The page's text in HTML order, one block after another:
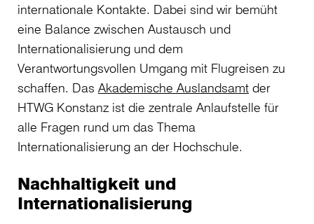
internationale Kontakte. Dabei sind wir bemüht
eine Balance zwischen Austausch und
Internationalisierung und dem
Verantwortungsvollen Umgang mit Flugreisen zu
schaffen. Das Akademische Auslandsamt der
HTWG Konstanz ist die zentrale Anlaufstelle für
alle Fragen rund um das Thema
Internationalisierung an der Hochschule.
Nachhaltigkeit und
Internationalisierung